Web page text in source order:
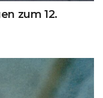
zum 12.